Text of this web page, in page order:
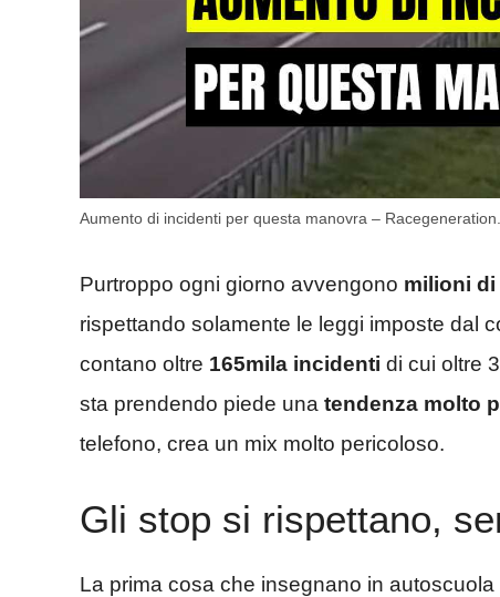
Aumento di incidenti per questa manovra –
Purtroppo ogni giorno avvengono milioni
rispettando solamente le leggi imposte dal
contano oltre 165mila incidenti di cui oltre
sta prendendo piede una tendenza molto
telefono, crea un mix molto pericoloso.
Gli stop si rispettano,
La prima cosa che insegnano in autoscuola